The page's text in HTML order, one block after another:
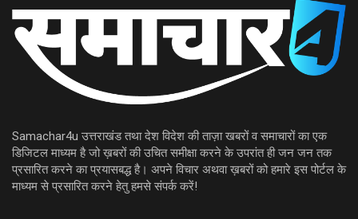
Samachar4u उत्तराखंड तथा देश विदेश की ताज़ा खबरों व समाचारों का एक
डिजिटल माध्यम है जो ख़बरों की उचित समीक्षा करने के उपरांत ही जन जन तक
प्रसारित करने का प्रयासबद्ध है। अपने विचार अथवा ख़बरों को हमारे इस पोर्टल के
माध्यम से प्रसारित करने हेतु हमसे संपर्क करें!